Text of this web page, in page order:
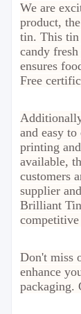
We are
product,
tin. This tin
candy
ensures
Free
and easy
printing
available,
customers
supplier
Brilliant
competitive
Don't miss
enhance
packaging.